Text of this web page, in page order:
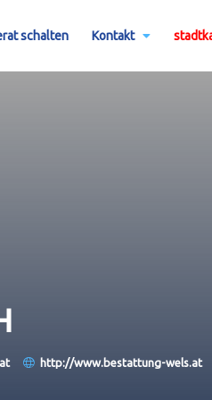
schalten Kontakt
http://www.bestattung-wels.at